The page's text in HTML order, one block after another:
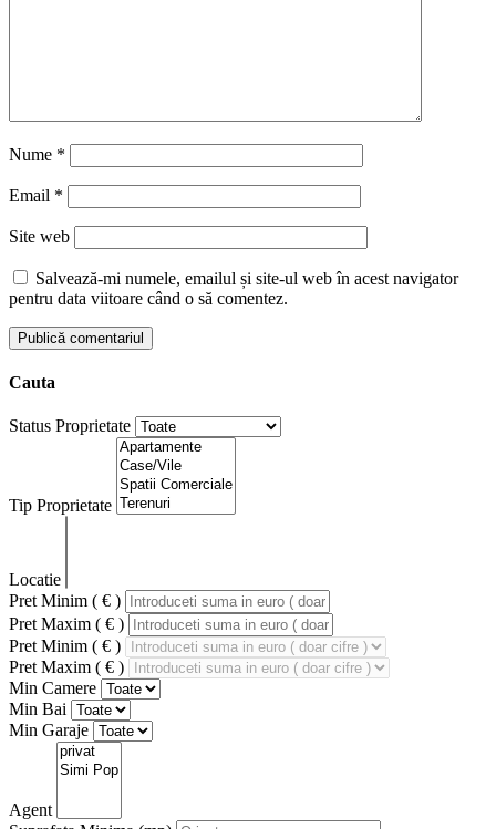
Nume *
Email *
Site web
Salvează-mi numele, emailul și site-ul web în acest navigator
pentru data viitoare când o să comentez.
Cauta
Status Proprietate
Tip Proprietate
Locatie
Pret Minim ( € )
Pret Maxim ( € )
Pret Minim ( € )
Pret Maxim ( € )
Min Camere
Min Bai
Min Garaje
Agent